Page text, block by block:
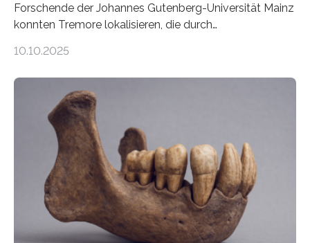
Forschende der Johannes Gutenberg-Universität Mainz
konnten Tremore lokalisieren, die durch
Vulkan? Was passiert in der Erde darunter? Wo
erzeugt durch Magma oder Gase, die sich durch
Schlote einen Weg nach oben bahnen? Jun.-Prof. Dr.
Miriam Christina Reiss, Vulkanseismologin an der
Johannes Gutenberg-Universität Mainz (JGU), und ihr
Team haben am Vulkan Oldoinyo Lengai in Tansania
solche Tremore lokalisiert. „Wir konnten die Tremore
nicht nur nachweisen, sondern ihren Ort in…
10.10.2025